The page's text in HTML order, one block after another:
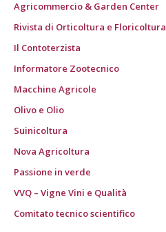
Agricommercio & Garden Center
Rivista di Orticoltura e Floricoltura
Il Contoterzista
Informatore Zootecnico
Macchine Agricole
Olivo e Olio
Suinicoltura
Nova Agricoltura
Passione in verde
VVQ – Vigne Vini e Qualità
Comitato tecnico scientifico